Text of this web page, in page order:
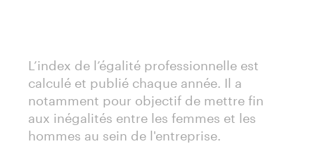
L’index de l’égalité professionnelle est
calculé et publié chaque année. Il a
notamment pour objectif de mettre fin
aux inégalités entre les femmes et les
hommes au sein de l'entreprise.